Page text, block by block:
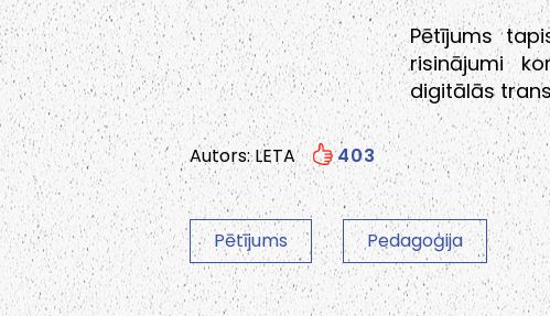
Pētījums
risinājumi
digitālās
Autors: LETA 403
Pētījums Pedagoģija